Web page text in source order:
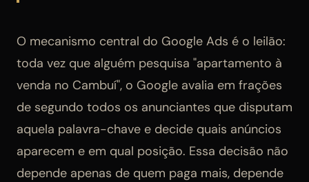
O mecanismo central do Google Ads é o leilão:
toda vez que alguém pesquisa "apartamento à
venda no Cambuí", o Google avalia em frações
de segundo todos os anunciantes que disputam
aquela palavra-chave e decide quais anúncios
aparecem e em qual posição. Essa decisão não
depende apenas de quem paga mais, depende